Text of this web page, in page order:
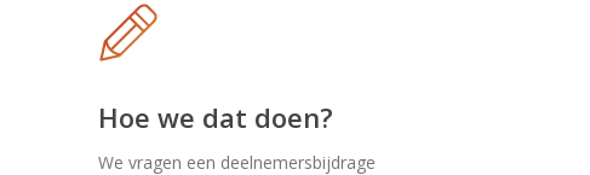
Hoe we dat doen?
We vragen een deelnemersbijdrage